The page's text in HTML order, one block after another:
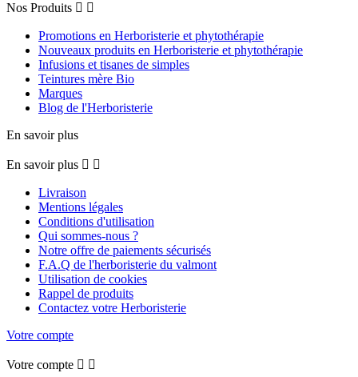
Nos Produits  
Promotions en Herboristerie et phytothérapie
Nouveaux produits en Herboristerie et phytothérapie
Infusions et tisanes de simples
Teintures mère Bio
Marques
Blog de l'Herboristerie
En savoir plus
En savoir plus  
Livraison
Mentions légales
Conditions d'utilisation
Qui sommes-nous ?
Notre offre de paiements sécurisés
F.A.Q de l'herboristerie du valmont
Utilisation de cookies
Rappel de produits
Contactez votre Herboristerie
Votre compte
Votre compte  